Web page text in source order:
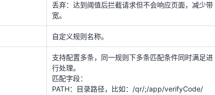
支持配置多条，同一规则下多条匹配条件同时满足进
行处理。
匹配字段：
PATH：目录路径，比如：/qr/;/app/verifyCode/
IP：客户端IP，比如：192.168.1.1;192.168.1.2
IPS：客户端ip段,比如：192.168.1.0/24;192.168.2.
0/24
IPR：客户端ip范围，比如：192.168.1.1-192.168.1.1
0;192.168.1.12-192.168.1.20
URI：URI不包括问号后参数，比如：/login.php
丢弃：达到阈值后拦截请求但不会响应页面，减少带
宽。
自定义规则名称。
支持配置多条，同一规则下多条匹配条件同时满足进
行处理。
匹配字段：
PATH：目录路径，比如：/qr/;/app/verifyCode/